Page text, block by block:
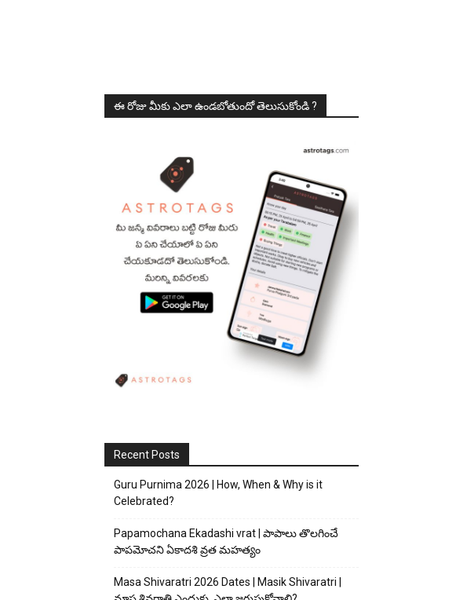
ఈ రోజు మీకు ఎలా ఉండబోతుందో తెలుసుకోండి ?
Recent Posts
Guru Purnima 2026 | How, When & Why is it
Celebrated?
Papamochana Ekadashi vrat | పాపాలు తొలగించే
పాపమోచని ఏకాదశి వ్రత మహత్యం
Masa Shivaratri 2026 Dates | Masik Shivaratri |